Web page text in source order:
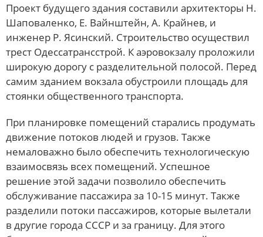
Проект будущего здания составили архитекторы Н.
Шаповаленко, Е. Вайнштейн, А. Крайнев, и
инженер Р. Ясинский. Строительство осуществил
трест Одессатрансстрой. К аэровокзалу проложили
широкую дорогу с разделительной полосой. Перед
самим зданием вокзала обустроили площадь для
стоянки общественного транспорта.
При планировке помещений старались продумать
движение потоков людей и грузов. Также
немаловажно было обеспечить технологическую
взаимосвязь всех помещений. Успешное
решение этой задачи позволило обеспечить
обслуживание пассажира за 10-15 минут. Также
разделили потоки пассажиров, которые вылетали
в другие города СССР и за границу. Для этого